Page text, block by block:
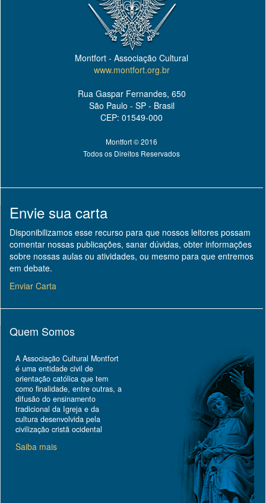
Montfort - Associação Cultural
www.montfort.org.br
Rua Gaspar Fernandes, 650
São Paulo - SP - Brasil
CEP: 01549-000
Montfort © 2016
Todos os Direitos Reservados
Envie sua carta
Disponibilizamos esse recurso para que nossos leitores possam
comentar nossas publicações, sanar dúvidas, obter informações
sobre nossas aulas ou atividades, ou mesmo para que entremos
em debate.
Enviar Carta
Quem Somos
A Associação Cultural Montfort
é uma entidade civil de
orientação católica que tem
como finalidade, entre outras, a
difusão do ensinamento
tradicional da Igreja e da
cultura desenvolvida pela
civilização cristã ocidental
Saiba mais